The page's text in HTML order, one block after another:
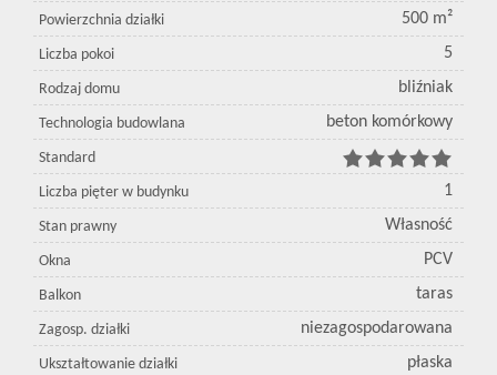
Powierzchnia działki 500 m²
Liczba pokoi 5
Rodzaj domu bliźniak
Technologia budowlana beton komórkowy
Standard
Liczba pięter w budynku 1
Stan prawny Własność
Okna PCV
Balkon taras
Zagosp. działki niezagospodarowana
Ukształtowanie działki płaska